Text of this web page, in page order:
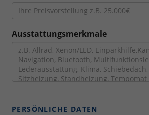
Ausstattungsmerkmale
PERSÖNLICHE DATEN